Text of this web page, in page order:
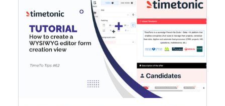
Vous construisez des outils d'aide à la
décision,
d'accompagnement personnalisé,
et réduisez les saisies qui peuvent lui
être confiées dans notre outil